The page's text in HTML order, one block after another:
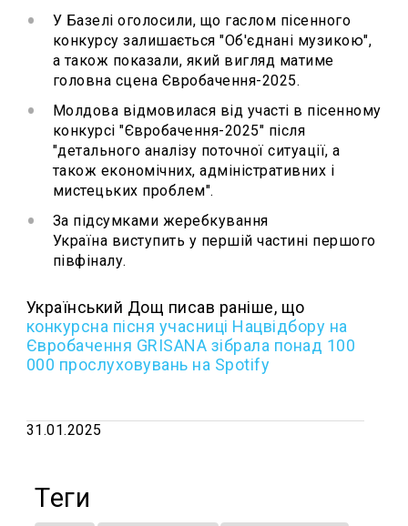
У Базелі оголосили, що гаслом пісенного
конкурсу залишається "Об'єднані музикою",
а також показали, який вигляд матиме
головна сцена Євробачення-2025.
Молдова відмовилася від участі в пісенному
конкурсі "Євробачення-2025" після
"детального аналізу поточної ситуації, а
також економічних, адміністративних і
мистецьких проблем".
За підсумками жеребкування
Україна виступить у першій частині першого
півфіналу.
Український Дощ писав раніше, що
конкурсна пісня учасниці Нацвідбору на
Євробачення GRISANA зібрала понад 100
000 прослуховувань на Spotify
31.01.2025
Теги